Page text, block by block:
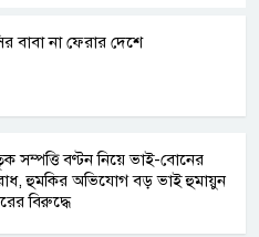
বাবা না ফেরার দেশে
সম্পত্তি বণ্টন নিয়ে ভাই-বোনের
হুমকির অভিযোগ বড় ভাই হুমায়ুন
বিরুদ্ধে